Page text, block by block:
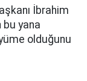
İbrahim
yana
olduğunu